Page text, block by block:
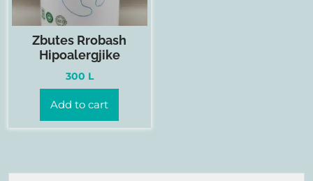
Zbutes Rrobash
Hipoalergjike
300 L
Add to cart